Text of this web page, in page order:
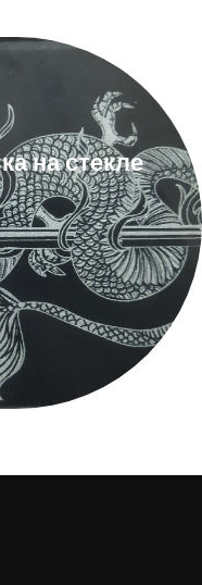
на стекле